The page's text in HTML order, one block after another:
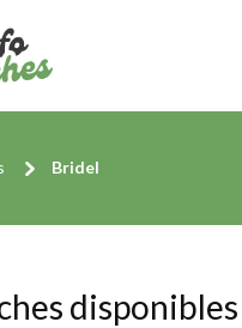
Bridel